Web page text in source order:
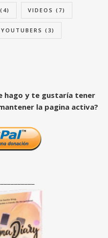
(4) VIDEOS (7)
YOUTUBERS (3)
hago y te gustaría tener
la pagina activa?